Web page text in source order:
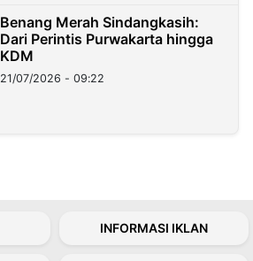
Benang Merah Sindangkasih:
Dari Perintis Purwakarta hingga
KDM
21/07/2026 - 09:22
INFORMASI IKLAN